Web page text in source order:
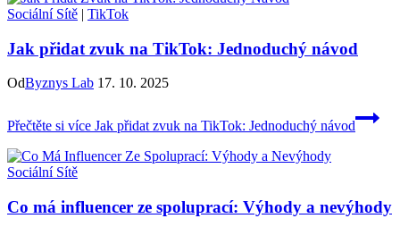
Sociální Sítě | TikTok
Jak přidat zvuk na TikTok: Jednoduchý návod
OdByznys Lab 17. 10. 2025
Přečtěte si více Jak přidat zvuk na TikTok: Jednoduchý návod
Sociální Sítě
Co má influencer ze spoluprací: Výhody a nevýhody